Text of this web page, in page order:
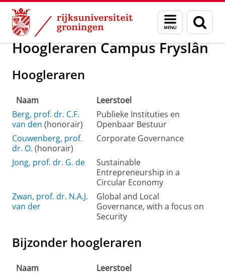
Skip
Content
Skip
Navigation
Menu
en
zoeken
Over ons Hoogleraren
Hoogleraren Campus Fryslân
Hoogleraren
Naam
Leerstoel
Berg, prof. dr. C.F.
van den (honorair)
Publieke Instituties en
Openbaar Bestuur
Couwenberg, prof.
dr. O. (honorair)
Corporate Governance
Jong, prof. dr. G. de
Sustainable
Entrepreneurship in a
Circular Economy
Zwan, prof. dr. N.A.J.
van der
Global and Local
Governance, with a focus on
Security
Bijzonder hoogleraren
Naam
Leerstoel